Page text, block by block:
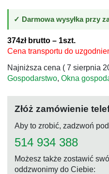
✓ Darmowa wysyłka przy
374zł brutto – 1szt.
Cena transportu do
Najniższa cena ( 7 sierpnia
Gospodarstwo, Okna
Złóż zamówienie
Aby to zrobić, zadzwoń
514 934 388
Możesz także zostawić
oddzwonimy do Ciebie: